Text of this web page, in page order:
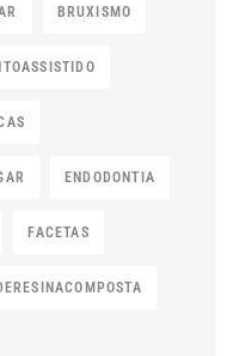
BRUXISMO
ENDODONTIA
FACETAS